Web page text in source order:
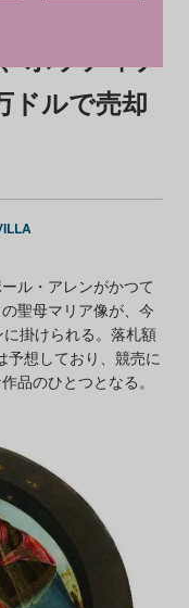
ボッティチ
ドルで売却
ル・アレンがかつて
聖母マリア像が、今
掛けられる。落札額
予想しており、競売に
品のひとつとなる。